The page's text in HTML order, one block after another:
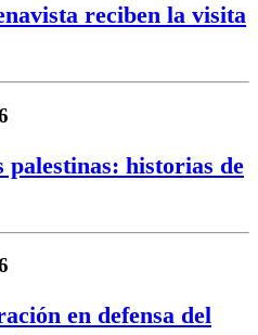
reciben la visita
palestinas: historias de
en defensa del